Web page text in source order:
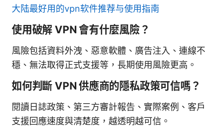
大陆最好用的vpn软件推荐与使用指南
使用破解 VPN 會有什麼風險？
風險包括資料外洩、惡意軟體、廣告注入、連線不
穩、無法取得正式支援等，長期使用風險更高。
如何判斷 VPN 供應商的隱私政策可信嗎？
閱讀日誌政策、第三方審計報告、實際案例、客戶
支援回應速度與清楚度，越透明越可信。